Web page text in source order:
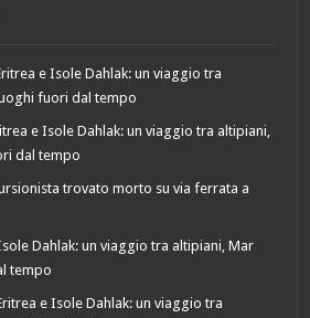
e Isole Dahlak: un viaggio tra
fuori dal tempo
e Isole Dahlak: un viaggio tra altipiani,
dal tempo
trovato morto su via ferrata a
Dahlak: un viaggio tra altipiani, Mar
tempo
e Isole Dahlak: un viaggio tra